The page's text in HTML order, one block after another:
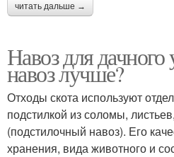
читать дальше →
Навоз для дачного
навоз лучше?
Отходы скота используют
подстилкой из соломы,
(подстилочный навоз). Его
хранения, вида животного и